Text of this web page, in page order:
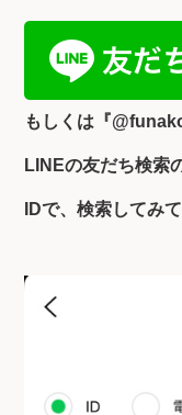
もしくは『
LINEの友だち検索
IDで、検索してみ